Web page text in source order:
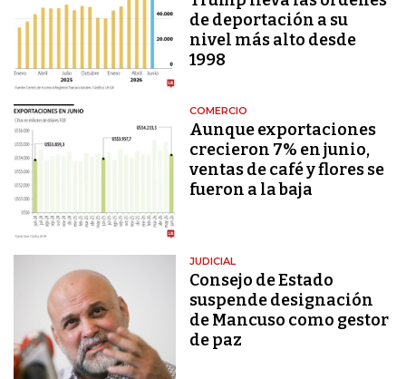
de deportación a su
nivel más alto desde
1998
COMERCIO
Aunque exportaciones
crecieron 7% en junio,
ventas de café y flores se
fueron a la baja
JUDICIAL
Consejo de Estado
suspende designación
de Mancuso como gestor
de paz